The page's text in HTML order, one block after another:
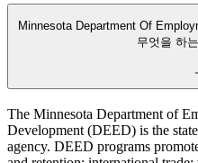
Minnesota Department Of
무엇을 하
The Minnesota Department of
Development (DEED) is the
agency. DEED programs